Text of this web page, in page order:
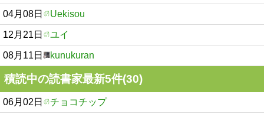
04月08日 Uekisou
12月21日 ユイ
08月11日 kunukuran
積読中の読書家最新5件(30)
06月02日 チョコチップ